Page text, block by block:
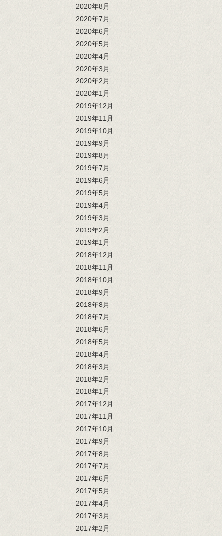
2020年8月
2020年7月
2020年6月
2020年5月
2020年4月
2020年3月
2020年2月
2020年1月
2019年12月
2019年11月
2019年10月
2019年9月
2019年8月
2019年7月
2019年6月
2019年5月
2019年4月
2019年3月
2019年2月
2019年1月
2018年12月
2018年11月
2018年10月
2018年9月
2018年8月
2018年7月
2018年6月
2018年5月
2018年4月
2018年3月
2018年2月
2018年1月
2017年12月
2017年11月
2017年10月
2017年9月
2017年8月
2017年7月
2017年6月
2017年5月
2017年4月
2017年3月
2017年2月